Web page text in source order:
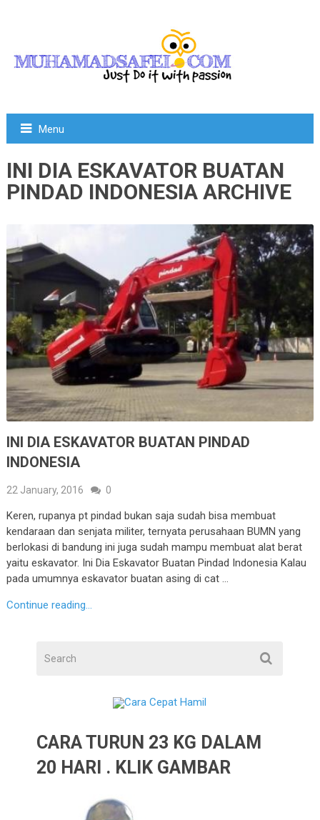
Menu
INI DIA ESKAVATOR BUATAN
PINDAD INDONESIA ARCHIVE
INI DIA ESKAVATOR BUATAN PINDAD
INDONESIA
22 January, 2016 0
Keren, rupanya pt pindad bukan saja sudah bisa membuat
kendaraan dan senjata militer, ternyata perusahaan BUMN yang
berlokasi di bandung ini juga sudah mampu membuat alat berat
yaitu eskavator. Ini Dia Eskavator Buatan Pindad Indonesia Kalau
pada umumnya eskavator buatan asing di cat …
Continue reading...
CARA TURUN 23 KG DALAM
20 HARI . KLIK GAMBAR